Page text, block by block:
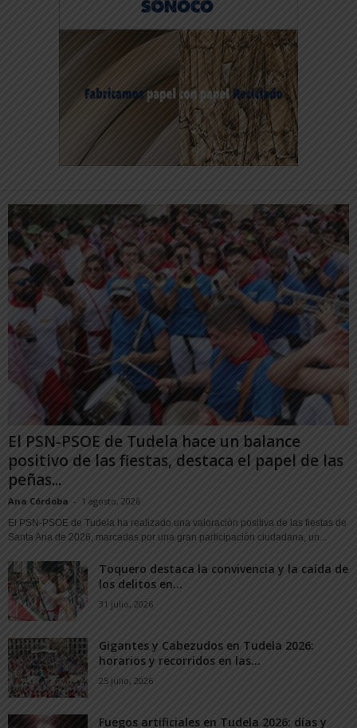
El PSN-PSOE de Tudela hace un balance
positivo de las fiestas, destaca el papel de las
peñas...
Ana Córdoba - 1 agosto, 2026
El PSN-PSOE de Tudela ha realizado una valoración positiva de las fiestas de
Santa Ana de 2026, marcadas por una gran participación ciudadana, un...
Toquero destaca la convivencia y la caída de
los delitos en...
31 julio, 2026
Gigantes y Cabezudos en Tudela 2026:
horarios y recorridos en las...
25 julio, 2026
Fuegos artificiales en Tudela 2026: días y